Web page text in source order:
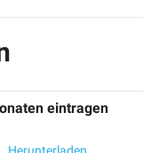
eintragen